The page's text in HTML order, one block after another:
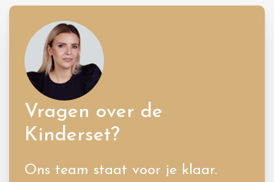
Vragen over de
Kinderset?
Ons team staat voor je klaar.